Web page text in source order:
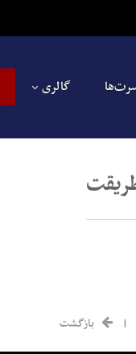
گالری
| بازگشت